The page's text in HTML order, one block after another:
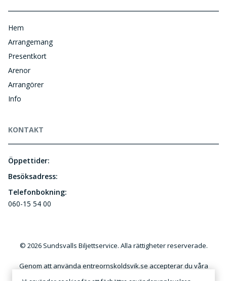
Hem
Arrangemang
Presentkort
Arenor
Arrangörer
Info
KONTAKT
Öppettider:
Besöksadress:
Telefonbokning:
060-15 54 00
© 2026 Sundsvalls Biljettservice. Alla rättigheter reserverade.
Genom att använda entreornskoldsvik.se accepterar du våra